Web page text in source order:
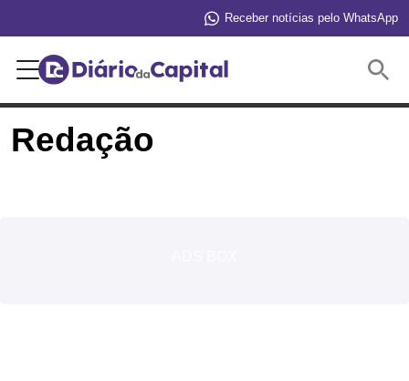
Receber notícias pelo WhatsApp
Redação